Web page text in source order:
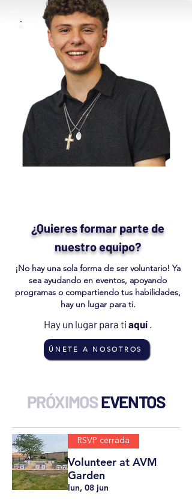
¿Quieres formar parte de
nuestro equipo?
¡No hay una sola forma de ser voluntario! Ya
sea ayudando en eventos, apoyando
programas o compartiendo tus habilidades,
hay un lugar para ti.
Hay un lugar para ti aquí.
ÚNETE A NOSOTROS
PRÓXIMOSEVENTOS
RSVP cerrada
Volunteer at AVM
Garden
lun, 08 jun